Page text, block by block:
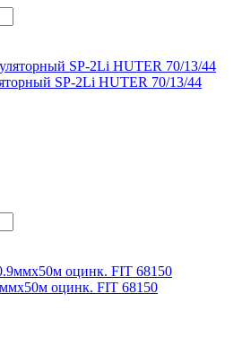
SP-2Li HUTER 70/13/44
оцинк. FIT 68150